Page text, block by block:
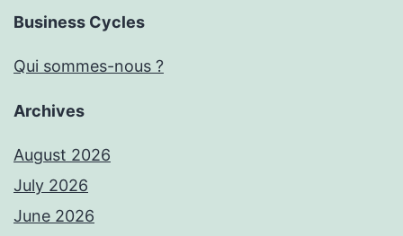
Business Cycles
Qui sommes-nous ?
Archives
August 2026
July 2026
June 2026